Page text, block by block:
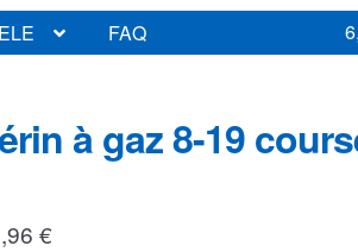
FAQ
à gaz 8-19
€